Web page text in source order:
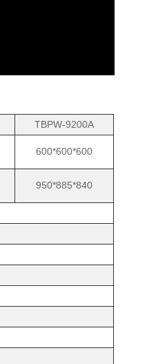
TBPW-9200A
600*600*600
950*885*840